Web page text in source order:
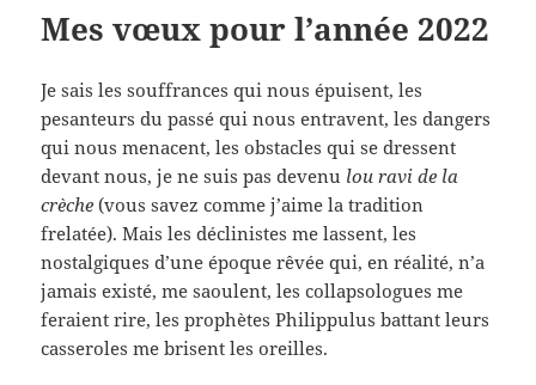
Mes vœux pour l’année 2022
Je sais les souffrances qui nous épuisent, les
pesanteurs du passé qui nous entravent, les dangers
qui nous menacent, les obstacles qui se dressent
devant nous, je ne suis pas devenu lou ravi de la
crèche(vous savez comme j’aime la tradition
frelatée). Mais les déclinistes me lassent, les
nostalgiques d’une époque rêvée qui, en réalité, n’a
jamais existé, me saoulent, les collapsologues me
feraient rire, les prophètes Philippulus battant leurs
casseroles me brisent les oreilles.